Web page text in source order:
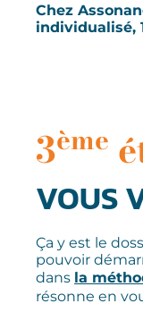
Chez
individualisé,
3ème
VOUS
Ça y est le
pouvoir
dans la
résonne en